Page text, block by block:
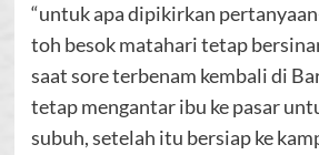
“untuk apa dipikirkan
toh besok matahari tetap
saat sore terbenam kembali di
tetap mengantar ibu ke pasar
subuh, setelah itu bersiap ke